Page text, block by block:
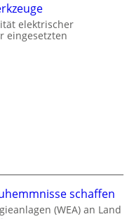
elektrischer
eingesetzten
schaffen
(WEA) an Land